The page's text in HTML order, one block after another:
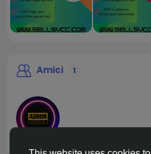
Amici 1
liveadmin